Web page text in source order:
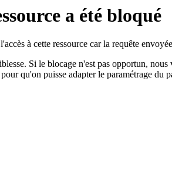
a été bloqué
à cette ressource car la requête
Si le blocage n'est pas opportun,
qu'on puisse adapter le paramétrage du